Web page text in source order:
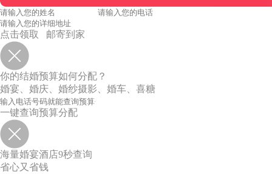
点击领取 邮寄到家
你的结婚预算如何分配？
婚宴、婚庆、婚纱摄影、婚车、喜糖
一键查询预算分配
海量婚宴酒店9秒查询
省心又省钱